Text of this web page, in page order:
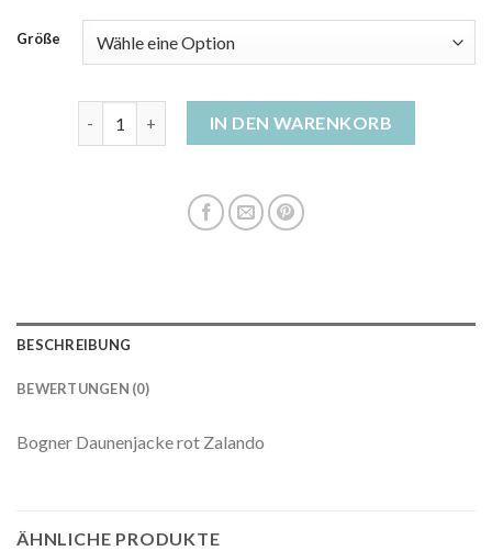
Größe
damen daunenjacke rot Menge
IN DEN WARENKORB
BESCHREIBUNG
BEWERTUNGEN (0)
Bogner Daunenjacke rot Zalando
ÄHNLICHE PRODUKTE